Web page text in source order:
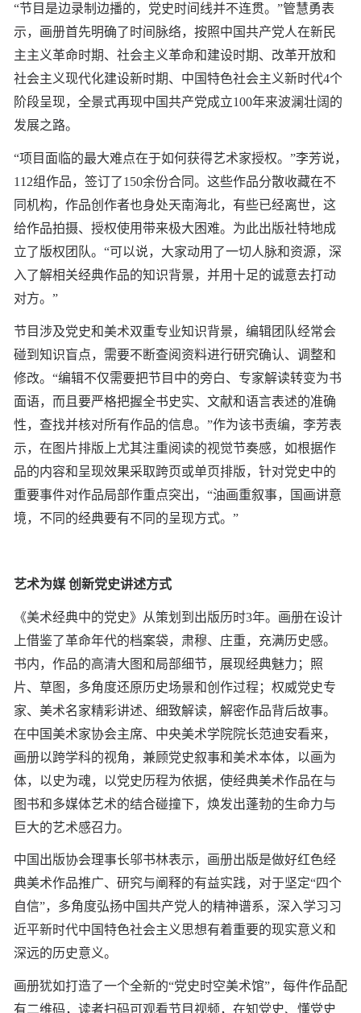
“节目是边录制边播的，党史时间线并不连贯。”管慧勇表
示，画册首先明确了时间脉络，按照中国共产党人在新民
主主义革命时期、社会主义革命和建设时期、改革开放和
社会主义现代化建设新时期、中国特色社会主义新时代4个
阶段呈现，全景式再现中国共产党成立100年来波澜壮阔的
发展之路。
“项目面临的最大难点在于如何获得艺术家授权。”李芳说，
112组作品，签订了150余份合同。这些作品分散收藏在不
同机构，作品创作者也身处天南海北，有些已经离世，这
给作品拍摄、授权使用带来极大困难。为此出版社特地成
立了版权团队。“可以说，大家动用了一切人脉和资源，深
入了解相关经典作品的知识背景，并用十足的诚意去打动
对方。”
节目涉及党史和美术双重专业知识背景，编辑团队经常会
碰到知识盲点，需要不断查阅资料进行研究确认、调整和
修改。“编辑不仅需要把节目中的旁白、专家解读转变为书
面语，而且要严格把握全书史实、文献和语言表述的准确
性，查找并核对所有作品的信息。”作为该书责编，李芳表
示，在图片排版上尤其注重阅读的视觉节奏感，如根据作
品的内容和呈现效果采取跨页或单页排版，针对党史中的
重要事件对作品局部作重点突出，“油画重叙事，国画讲意
境，不同的经典要有不同的呈现方式。”
艺术为媒 创新党史讲述方式
《美术经典中的党史》从策划到出版历时3年。画册在设计
上借鉴了革命年代的档案袋，肃穆、庄重，充满历史感。
书内，作品的高清大图和局部细节，展现经典魅力；照
片、草图，多角度还原历史场景和创作过程；权威党史专
家、美术名家精彩讲述、细致解读，解密作品背后故事。
在中国美术家协会主席、中央美术学院院长范迪安看来，
画册以跨学科的视角，兼顾党史叙事和美术本体，以画为
体，以史为魂，以党史历程为依据，使经典美术作品在与
图书和多媒体艺术的结合碰撞下，焕发出蓬勃的生命力与
巨大的艺术感召力。
中国出版协会理事长邬书林表示，画册出版是做好红色经
典美术作品推广、研究与阐释的有益实践，对于坚定“四个
自信”，多角度弘扬中国共产党人的精神谱系，深入学习习
近平新时代中国特色社会主义思想有着重要的现实意义和
深远的历史意义。
画册犹如打造了一个全新的“党史时空美术馆”，每件作品配
有二维码，读者扫码可观看节目视频，在知党史、懂党史